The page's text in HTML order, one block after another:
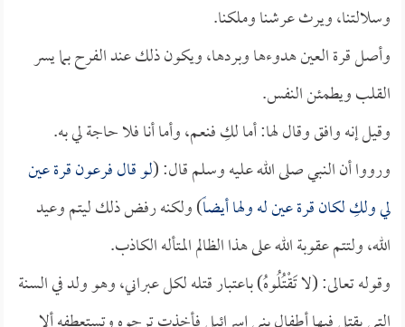
وسلالتنا، ويرث عرشنا وملكنا.
وأصل قرة العين هدوءها وبردها، ويكون ذلك عند الفرح بما يسر
القلب ويطمئن النفس.
وقيل إنه وافق وقال لها: أما لكِ فنعم، وأما أنا فلا حاجة لي به.
ورووا أن النبي صلى الله عليه وسلم قال: (لو قالفرعونقرة عين
لي ولكِ لكان قرة عين له ولها أيضاً) ولكنه رفض ذلك ليتم وعيد
الله، ولتتم عقوبة الله على هذا الظالم المتأله الكاذب.
وقوله تعالى: (لا تَقْتُلُوهُ) باعتبار قتله لكل عبراني، وهو ولد في السنة